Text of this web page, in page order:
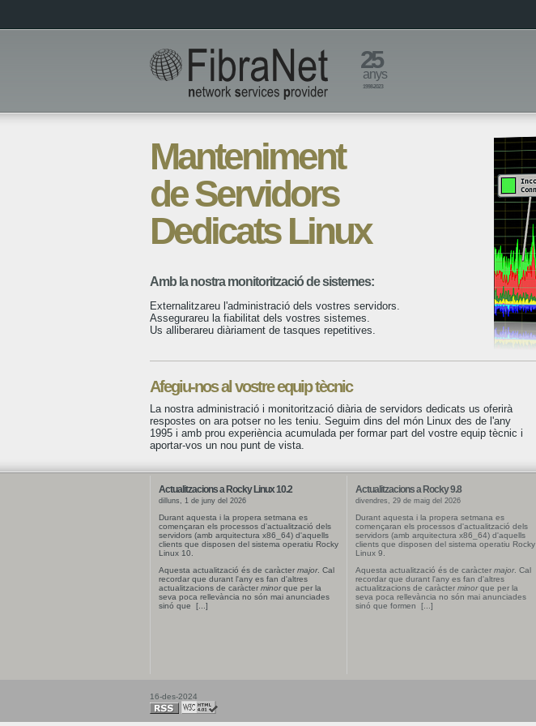
25
anys
1998-2023
Manteniment
de Servidors
Dedicats Linux
Amb la nostra monitorització de sistemes:
Externalitzareu l'administració dels vostres servidors.
Assegurareu la fiabilitat dels vostres sistemes.
Us alliberareu diàriament de tasques repetitives.
Afegiu-nos al vostre equip tècnic
La nostra administració i monitorització diària de servidors dedicats us oferirà
respostes on ara potser no les teniu. Seguim dins del món Linux des de l'any
1995 i amb prou experiència acumulada per formar part del vostre equip tècnic i
aportar-vos un nou punt de vista.
Actualitzacions a Rocky Linux 10.2
dilluns, 1 de juny del 2026
Durant aquesta i la propera setmana es
començaran els processos d'actualització dels
servidors (amb arquitectura x86_64) d'aquells
clients que disposen del sistema operatiu Rocky
Linux 10.
Aquesta actualització és de caràcter major. Cal
recordar que durant l'any es fan d'altres
actualitzacions de caràcter minorque per la
seva poca rellevància no són mai anunciades
sinó que [...]
Actualitzacions a Rocky 9.8
divendres, 29 de maig del 2026
Durant aquesta i la propera setmana es
començaran els processos d'actualització dels
servidors (amb arquitectura x86_64) d'aquells
clients que disposen del sistema operatiu Rocky
Linux 9.
Aquesta actualització és de caràcter major. Cal
recordar que durant l'any es fan d'altres
actualitzacions de caràcter minorque per la
seva poca rellevància no són mai anunciades
sinó que formen [...]
16-des-2024